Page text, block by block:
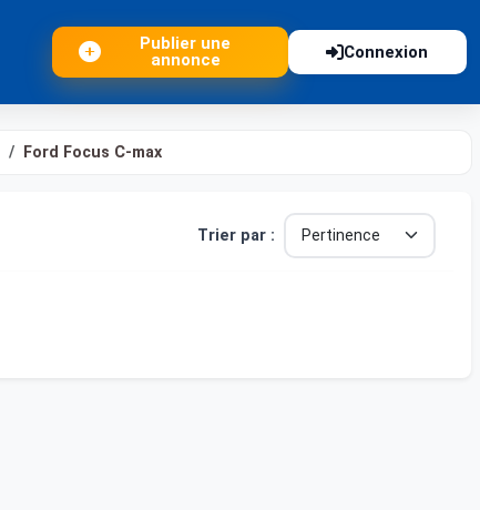
Publier une
annonce
Connexion
Ford Focus C-max
Trier par :